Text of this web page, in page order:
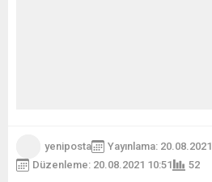
yeniposta
Yayınlama: 20.08.2021
Düzenleme: 20.08.2021 10:51
52